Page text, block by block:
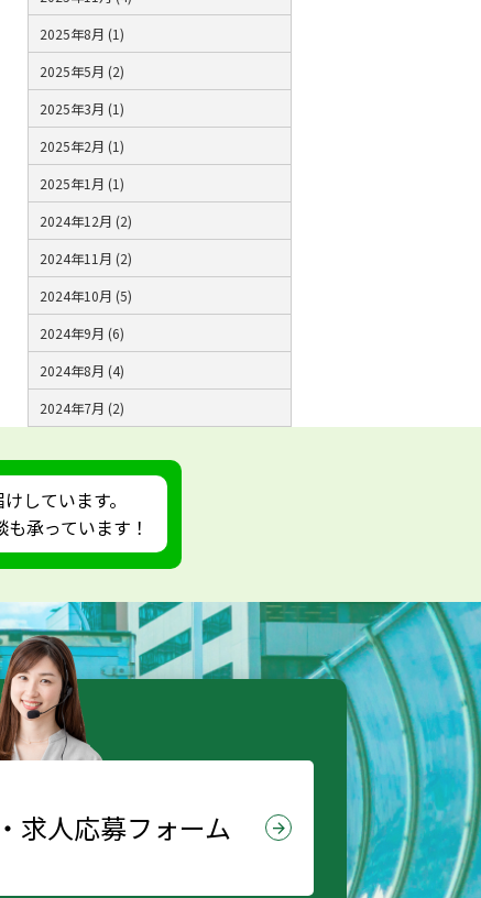
2025年8月 (1)
2025年5月 (2)
2025年3月 (1)
2025年2月 (1)
2025年1月 (1)
2024年12月 (2)
2024年11月 (2)
2024年10月 (5)
2024年9月 (6)
2024年8月 (4)
2024年7月 (2)
しています。
承っています！
求人応募フォーム arrow_forward